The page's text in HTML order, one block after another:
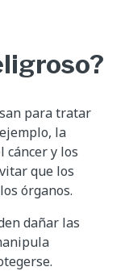
para tratar
la
y los
que los
órganos.
dañar las